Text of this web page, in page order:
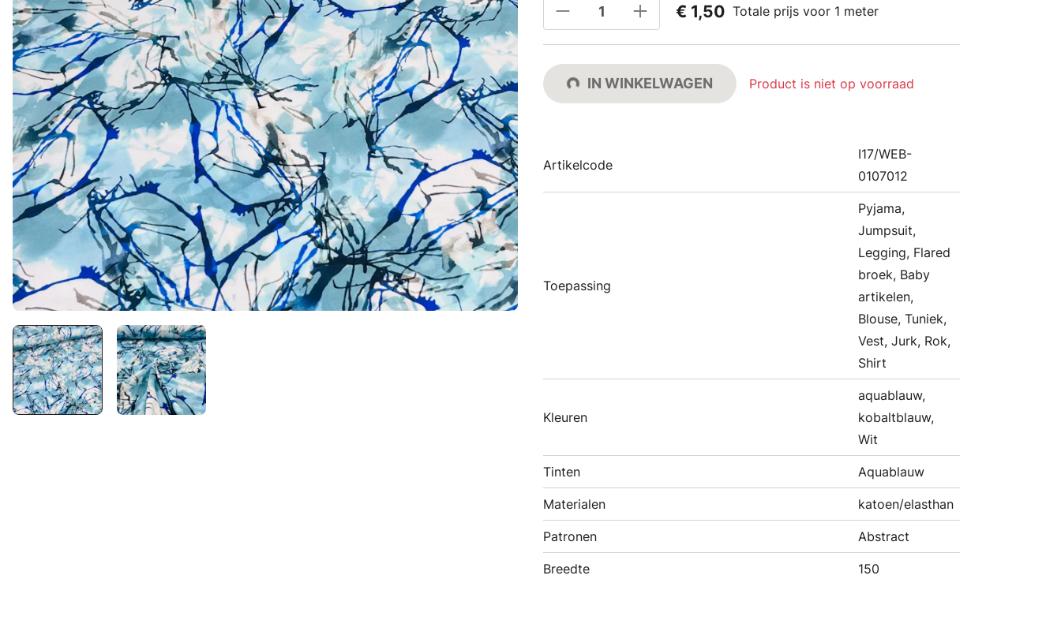
€ 1,50 Totale prijs voor 1 meter
IN WINKELWAGEN Product is niet op voorraad
Artikelcode
I17/WEB-
0107012
Toepassing
Pyjama,
Jumpsuit,
Legging, Flared
broek, Baby
artikelen,
Blouse, Tuniek,
Vest, Jurk, Rok,
Shirt
Kleuren
aquablauw,
kobaltblauw,
Wit
Tinten Aquablauw
Materialen katoen/elasthan
Patronen Abstract
Breedte 150